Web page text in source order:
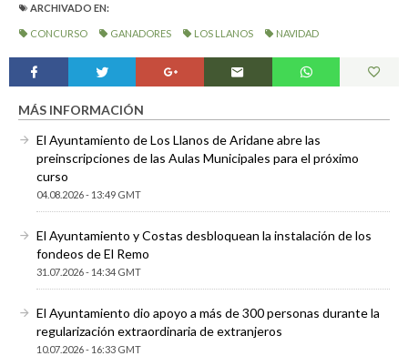
ARCHIVADO EN:
CONCURSO GANADORES LOS LLANOS NAVIDAD
MÁS INFORMACIÓN
El Ayuntamiento de Los Llanos de Aridane abre las
preinscripciones de las Aulas Municipales para el próximo
curso
04.08.2026 - 13:49 GMT
El Ayuntamiento y Costas desbloquean la instalación de los
fondeos de El Remo
31.07.2026 - 14:34 GMT
El Ayuntamiento dio apoyo a más de 300 personas durante la
regularización extraordinaria de extranjeros
10.07.2026 - 16:33 GMT